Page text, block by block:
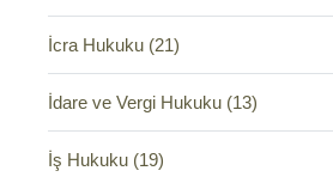
İcra Hukuku (21)
İdare ve Vergi Hukuku (13)
İş Hukuku (19)